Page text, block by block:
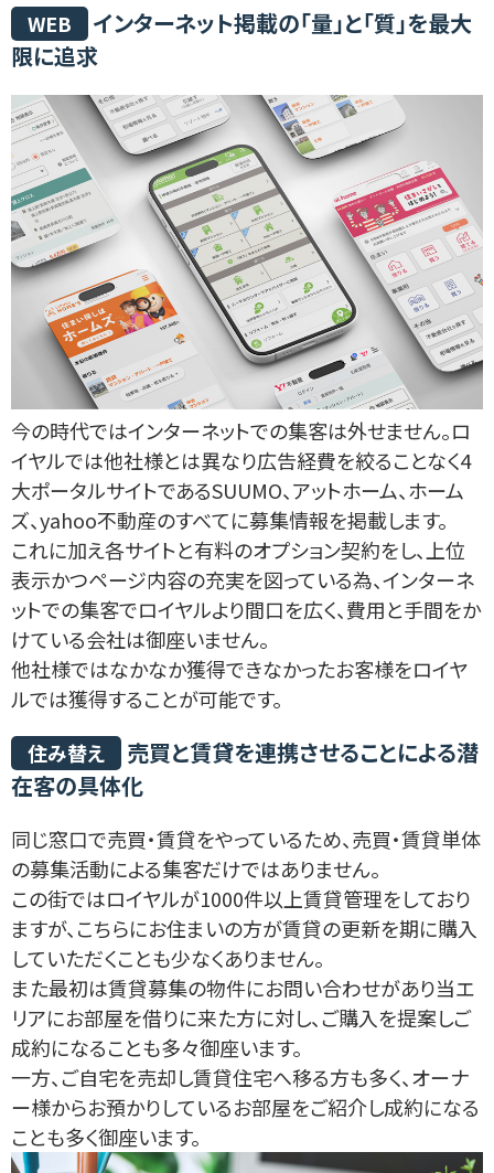
WEB
インターネット掲載の「量」と「質」を最大
限に追求
今の時代ではインターネットでの集客は外せません。ロ
イヤルでは他社様とは異なり広告経費を絞ることなく4
大ポータルサイトであるSUUMO、アットホーム、ホーム
ズ、yahoo不動産のすべてに募集情報を掲載します。
これに加え各サイトと有料のオプション契約をし、上位
表示かつページ内容の充実を図っている為、インターネ
ットでの集客でロイヤルより間口を広く、費用と手間をか
けている会社は御座いません。
他社様ではなかなか獲得できなかったお客様をロイヤ
ルでは獲得することが可能です。
住み替え
売買と賃貸を連携させることによる潜
在客の具体化
同じ窓口で売買・賃貸をやっているため、売買・賃貸単体
の募集活動による集客だけではありません。
この街ではロイヤルが1000件以上賃貸管理をしており
ますが、こちらにお住まいの方が賃貸の更新を期に購入
していただくことも少なくありません。
また最初は賃貸募集の物件にお問い合わせがあり当エ
リアにお部屋を借りに来た方に対し、ご購入を提案しご
成約になることも多々御座います。
一方、ご自宅を売却し賃貸住宅へ移る方も多く、オーナ
ー様からお預かりしているお部屋をご紹介し成約になる
ことも多く御座います。